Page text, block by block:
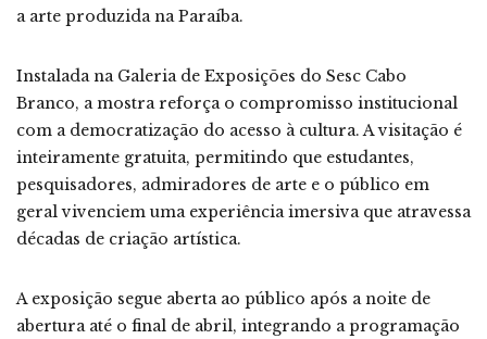
a arte produzida na Paraíba.
Instalada na Galeria de Exposições do Sesc Cabo
Branco, a mostra reforça o compromisso institucional
com a democratização do acesso à cultura. A visitação é
inteiramente gratuita, permitindo que estudantes,
pesquisadores, admiradores de arte e o público em
geral vivenciem uma experiência imersiva que atravessa
décadas de criação artística.
A exposição segue aberta ao público após a noite de
abertura até o final de abril, integrando a programação